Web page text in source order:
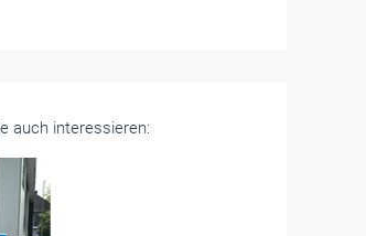
auch interessieren: